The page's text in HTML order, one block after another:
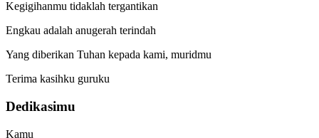
Kegigihanmu tidaklah tergantikan
Engkau adalah anugerah terindah
Yang diberikan Tuhan kepada kami, muridmu
Terima kasihku guruku
Dedikasimu
Kamu